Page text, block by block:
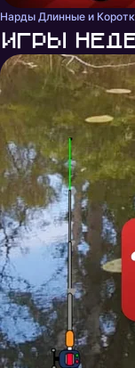
Нарды Длинные и
Игры